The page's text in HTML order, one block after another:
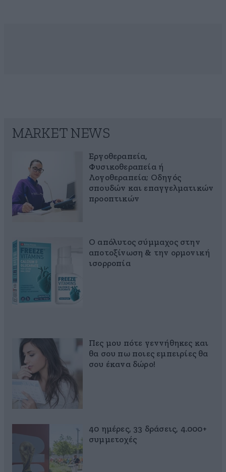
MARKET NEWS
Εργοθεραπεία,
Φυσικοθεραπεία ή
Λογοθεραπεία; Οδηγός
σπουδών και επαγγελματικών
προοπτικών
Ο απόλυτος σύμμαχος στην
αποτοξίνωση & την ορμονική
ισορροπία
Πες μου πότε γεννήθηκες και
θα σου πω ποιες εμπειρίες θα
σου έκανα δώρο!
40 ημέρες, 33 δράσεις, 4.000+
συμμετοχές